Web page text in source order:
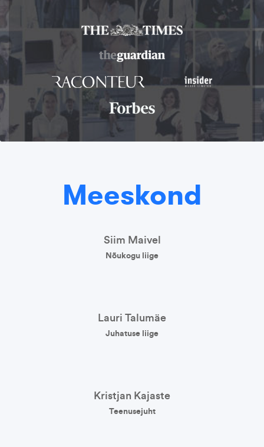
Meeskond
Siim Maivel
Nõukogu liige
Lauri Talumäe
Juhatuse liige
Kristjan Kajaste
Teenusejuht